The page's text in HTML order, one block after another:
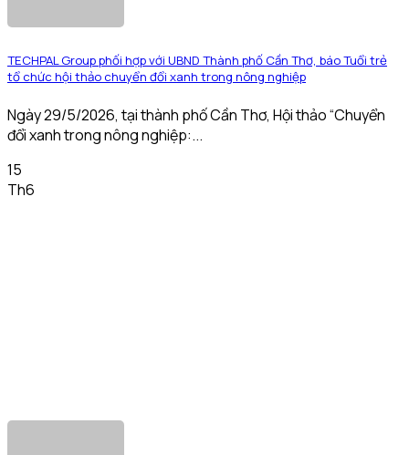
TECHPAL Group phối hợp với UBND Thành phố Cần Thơ, báo Tuổi trẻ
tổ chức hội thảo chuyển đổi xanh trong nông nghiệp
Ngày 29/5/2026, tại thành phố Cần Thơ, Hội thảo “Chuyển
đổi xanh trong nông nghiệp:...
15
Th6